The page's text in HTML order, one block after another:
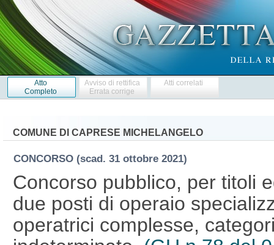
Atto
Completo
Avviso di rettifica
Errata corrige
Atti correlati
COMUNE DI CAPRESE MICHELANGELO
CONCORSO (scad. 31 ottobre 2021)
Concorso pubblico, per titoli
due posti di operaio
operatrici complesse,